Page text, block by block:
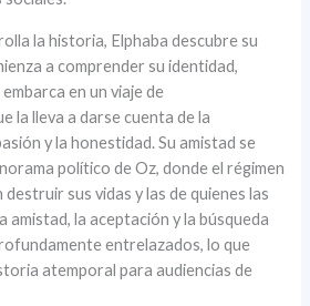
la historia, Elphaba descubre su
a comprender su identidad,
en un viaje de
la lleva a darse cuenta de la
y la honestidad. Su amistad se
político de Oz, donde el régimen
sus vidas y las de quienes las
amistad, la aceptación y la búsqueda
entrelazados, lo que
atemporal para audiencias de